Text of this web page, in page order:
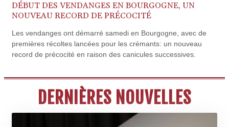
ERN 17.342035
FJD 2.553384
FKP 0.8566
GBP 0.858527
GGP 0.8566
GHS 13.526832
GIP 0.8566
GMD 84.980421
DÉBUT DES VENDANGES EN BOURGOGNE, UN
NOUVEAU RECORD DE PRÉCOCITÉ
Les vendanges ont démarré samedi en Bourgogne, avec de
premières récoltes lancées pour les crémants: un nouveau
record de précocité en raison des canicules successives.
DERNIÈRES NOUVELLES